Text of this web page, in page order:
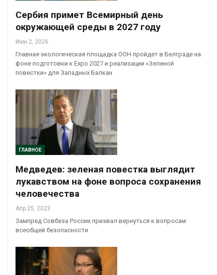
Сербия примет Всемирный день
окружающей среды в 2027 году
Июн 2, 2026
Главная экологическая площадка ООН пройдет в Белграде на
фоне подготовки к Expo 2027 и реализации «Зеленой
повестки» для Западных Балкан
ГЛАВНОЕ
Медведев: зеленая повестка выглядит
лукавством на фоне вопроса сохранения
человечества
Апр 25, 2023
Зампред Совбеза России призвал вернуться к вопросам
всеобщей безопасности